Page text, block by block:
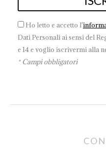
Ho letto e accetto l'
Dati Personali ai sensi del
e 14 e voglio iscrivermi alla
* Campi obbligatori